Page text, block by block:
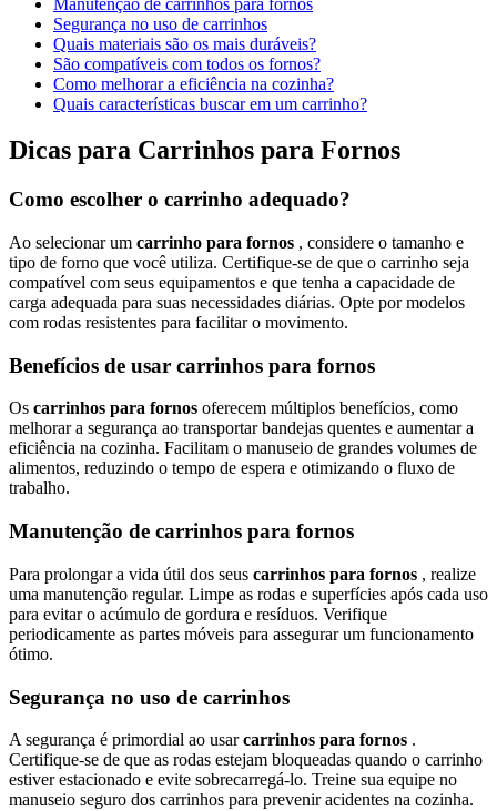
Segurança no uso de carrinhos
Quais materiais são os mais duráveis?
São compatíveis com todos os fornos?
Como melhorar a eficiência na cozinha?
Quais características buscar em um carrinho?
Dicas para Carrinhos para Fornos
Como escolher o carrinho adequado?
Ao selecionar um carrinho para fornos , considere o tamanho e
tipo de forno que você utiliza. Certifique-se de que o carrinho seja
compatível com seus equipamentos e que tenha a capacidade de
carga adequada para suas necessidades diárias. Opte por modelos
com rodas resistentes para facilitar o movimento.
Benefícios de usar carrinhos para fornos
Os carrinhos para fornos oferecem múltiplos benefícios, como
melhorar a segurança ao transportar bandejas quentes e aumentar a
eficiência na cozinha. Facilitam o manuseio de grandes volumes de
alimentos, reduzindo o tempo de espera e otimizando o fluxo de
trabalho.
Manutenção de carrinhos para fornos
Para prolongar a vida útil dos seus carrinhos para fornos , realize
uma manutenção regular. Limpe as rodas e superfícies após cada uso
para evitar o acúmulo de gordura e resíduos. Verifique
periodicamente as partes móveis para assegurar um funcionamento
ótimo.
Segurança no uso de carrinhos
A segurança é primordial ao usarcarrinhos para fornos .
Certifique-se de que as rodas estejam bloqueadas quando o carrinho
estiver estacionado e evite sobrecarregá-lo. Treine sua equipe no
manuseio seguro dos carrinhos para prevenir acidentes na cozinha.